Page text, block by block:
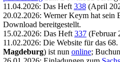
11.04.2026: Das Heft 338(April
20.02.2026: Werner Keym hat sein
Download bereitgestellt.
15.02.2026: Das Heft 337(Februar
11.02.2026: Die Website für das
Magdeburg) ist nun online;